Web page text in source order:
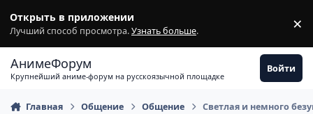
Открыть в приложении
Лучший способ просмотра.Узнать больше. ×
АнимеФорум
Крупнейший аниме-форум на русскоязычной площадке
Войти
Главная Общение Общение Светлая и немного